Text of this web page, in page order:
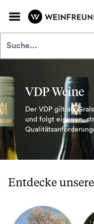
VDP Weine
Der VDP gilt als
und folgt eigenen,
Entdecke